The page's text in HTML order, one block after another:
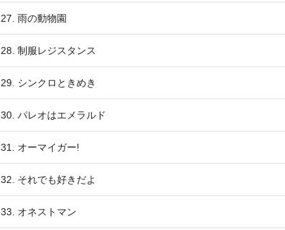
27. 雨の動物園
28. 制服レジスタンス
29. シンクロときめき
30. パレオはエメラルド
31. オーマイガー!
32. それでも好きだよ
33. オネストマン